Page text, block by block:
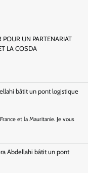
POUR UN PARTENARIAT
LA COSDA
bâtit un pont logistique
et la Mauritanie. Je vous
Abdellahi bâtit un pont